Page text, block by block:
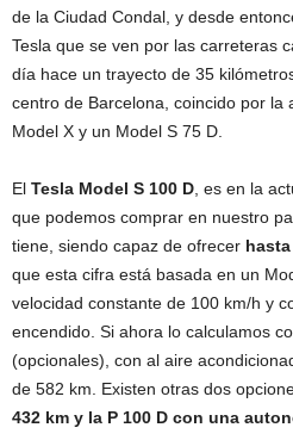
de la Ciudad Condal, y desde
Tesla que se ven por las carreteras
día hace un trayecto de 35
centro de Barcelona, coincido por la
Model X y un Model S 75 D.
El Tesla Model S 100 D, es en la
que podemos comprar en nuestro
tiene, siendo capaz de ofrecer
que esta cifra está basada en un
velocidad constante de 100 km/h y
encendido. Si ahora lo calculamos
(opcionales), con al aire
de 582 km. Existen otras dos
432 km y la P 100 D con una